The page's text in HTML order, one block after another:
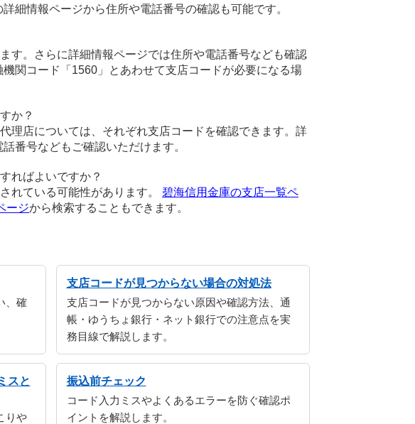
細情報ページから住所や電話番号の確認も可能です。
す。さらに詳細情報ページでは住所や電話番号なども確認
関コード「1560」とあわせて支店コードが必要になる場
か？
理店については、それぞれ支店コードを確認できます。詳
番号などもご確認いただけます。
ればよいですか？
れている可能性があります。 碧海信用金庫の支店一覧ペ
ージから検索することもできます。
、確
支店コードが見つからない場合の対処法
支店コードが見つからない原因や確認方法、通
帳・ゆうちょ銀行・ネット銀行での注意点を実
務目線で解説します。
スと
りや
振込前チェック
コード入力ミスやよくあるエラーを防ぐ確認ポ
イントを解説します。